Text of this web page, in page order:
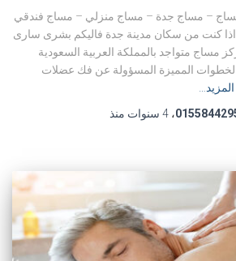
– مساج جدة – مساج منزلي – مساج فندقي
كنت من سكان مدينة جدة فاليكم بشرى سارى
مساج متواجد بالمملكة العربية السعودية
المميزة المسؤولة عن فك عضلات
المزيد…
، 4 سنوات منذ